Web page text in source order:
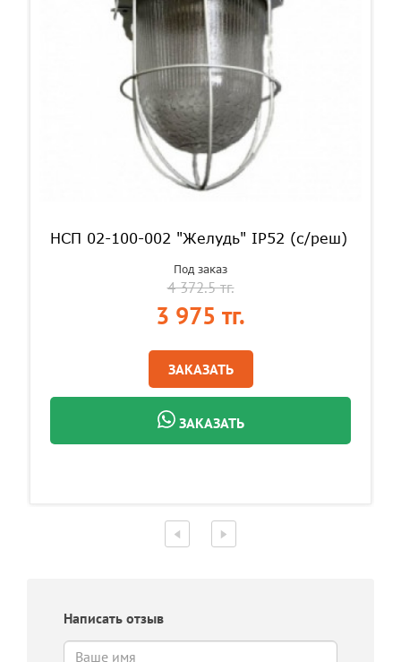
НСП 02-100-002 "Желудь" IP52 (с/реш)
Под заказ
4 372.5 тг.
3 975 тг.
ЗАКАЗАТЬ
ЗАКАЗАТЬ
Написать отзыв